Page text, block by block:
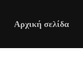
Αρχική σελίδα